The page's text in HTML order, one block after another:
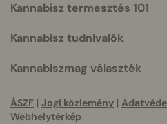
Kannabisz termesztés 101
Kannabisz tudnivalók
Kannabiszmag választék
ÁSZF | Jogi közlemény |
Webhelytérkép